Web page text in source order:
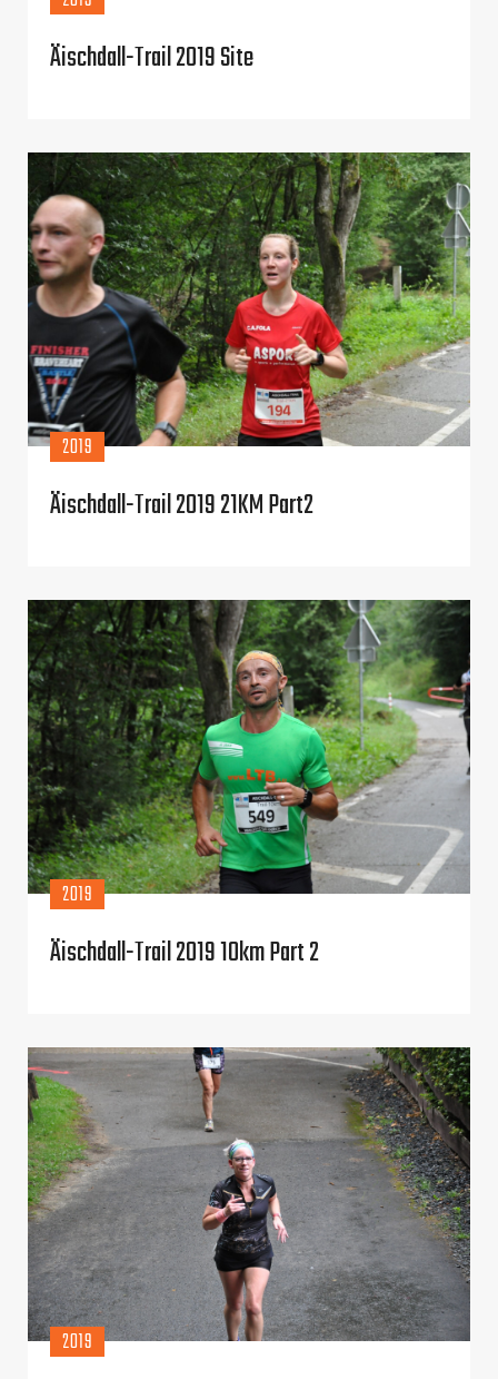
Äischdall-Trail 2019 Site
2019
Äischdall-Trail 2019 21KM Part2
2019
Äischdall-Trail 2019 10km Part 2
2019